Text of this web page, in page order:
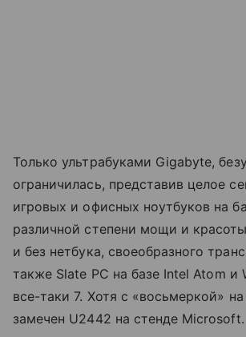
Только ультрабуками Gigabyte,
ограничилась, представив целое
игровых и офисных ноутбуков на
различной степени мощи и
и без нетбука, своеобразного
также Slate PC на базе Intel Atom и
все-таки 7. Хотя с «восьмеркой»
замечен U2442 на стенде Microsoft.